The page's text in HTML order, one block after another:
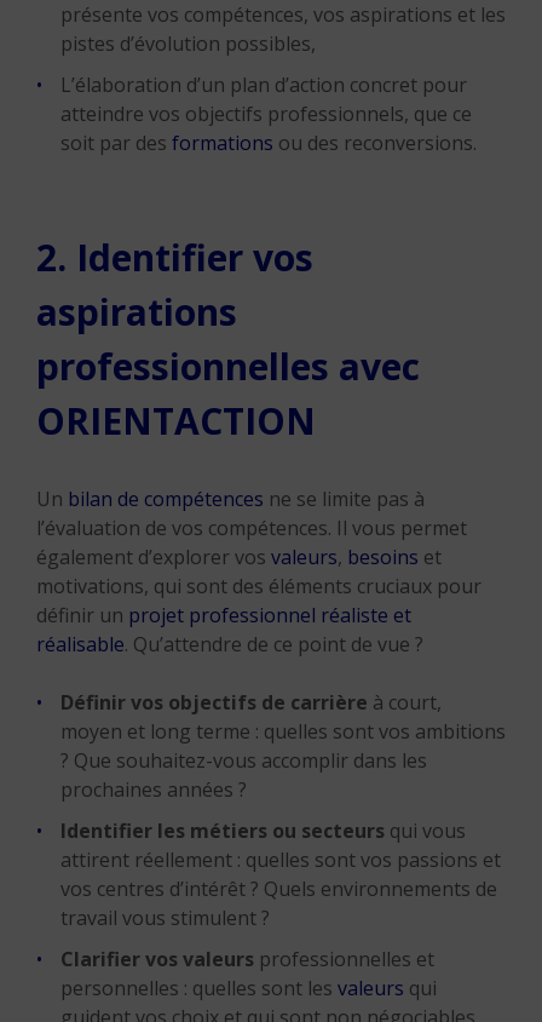
présente vos compétences, vos aspirations et les
pistes d’évolution possibles,
L’élaboration d’un plan d’action concret pour
atteindre vos objectifs professionnels, que ce
soit par des formations ou des reconversions.
2. Identifier vos
aspirations
professionnelles avec
ORIENTACTION
Un bilan de compétences ne se limite pas à
l’évaluation de vos compétences. Il vous permet
également d’explorer vos valeurs, besoins et
motivations, qui sont des éléments cruciaux pour
définir un projet professionnel réaliste et
réalisable. Qu’attendre de ce point de vue ?
Définir vos objectifs de carrière à court,
moyen et long terme : quelles sont vos ambitions
? Que souhaitez-vous accomplir dans les
prochaines années ?
Identifier les métiers ou secteurs qui vous
attirent réellement : quelles sont vos passions et
vos centres d’intérêt ? Quels environnements de
travail vous stimulent ?
Clarifier vos valeurs professionnelles et
personnelles : quelles sont les valeurs qui